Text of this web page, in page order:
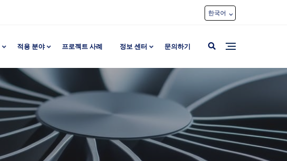
한국어
적용 분야 프로젝트 사례 정보 센터 문의하기